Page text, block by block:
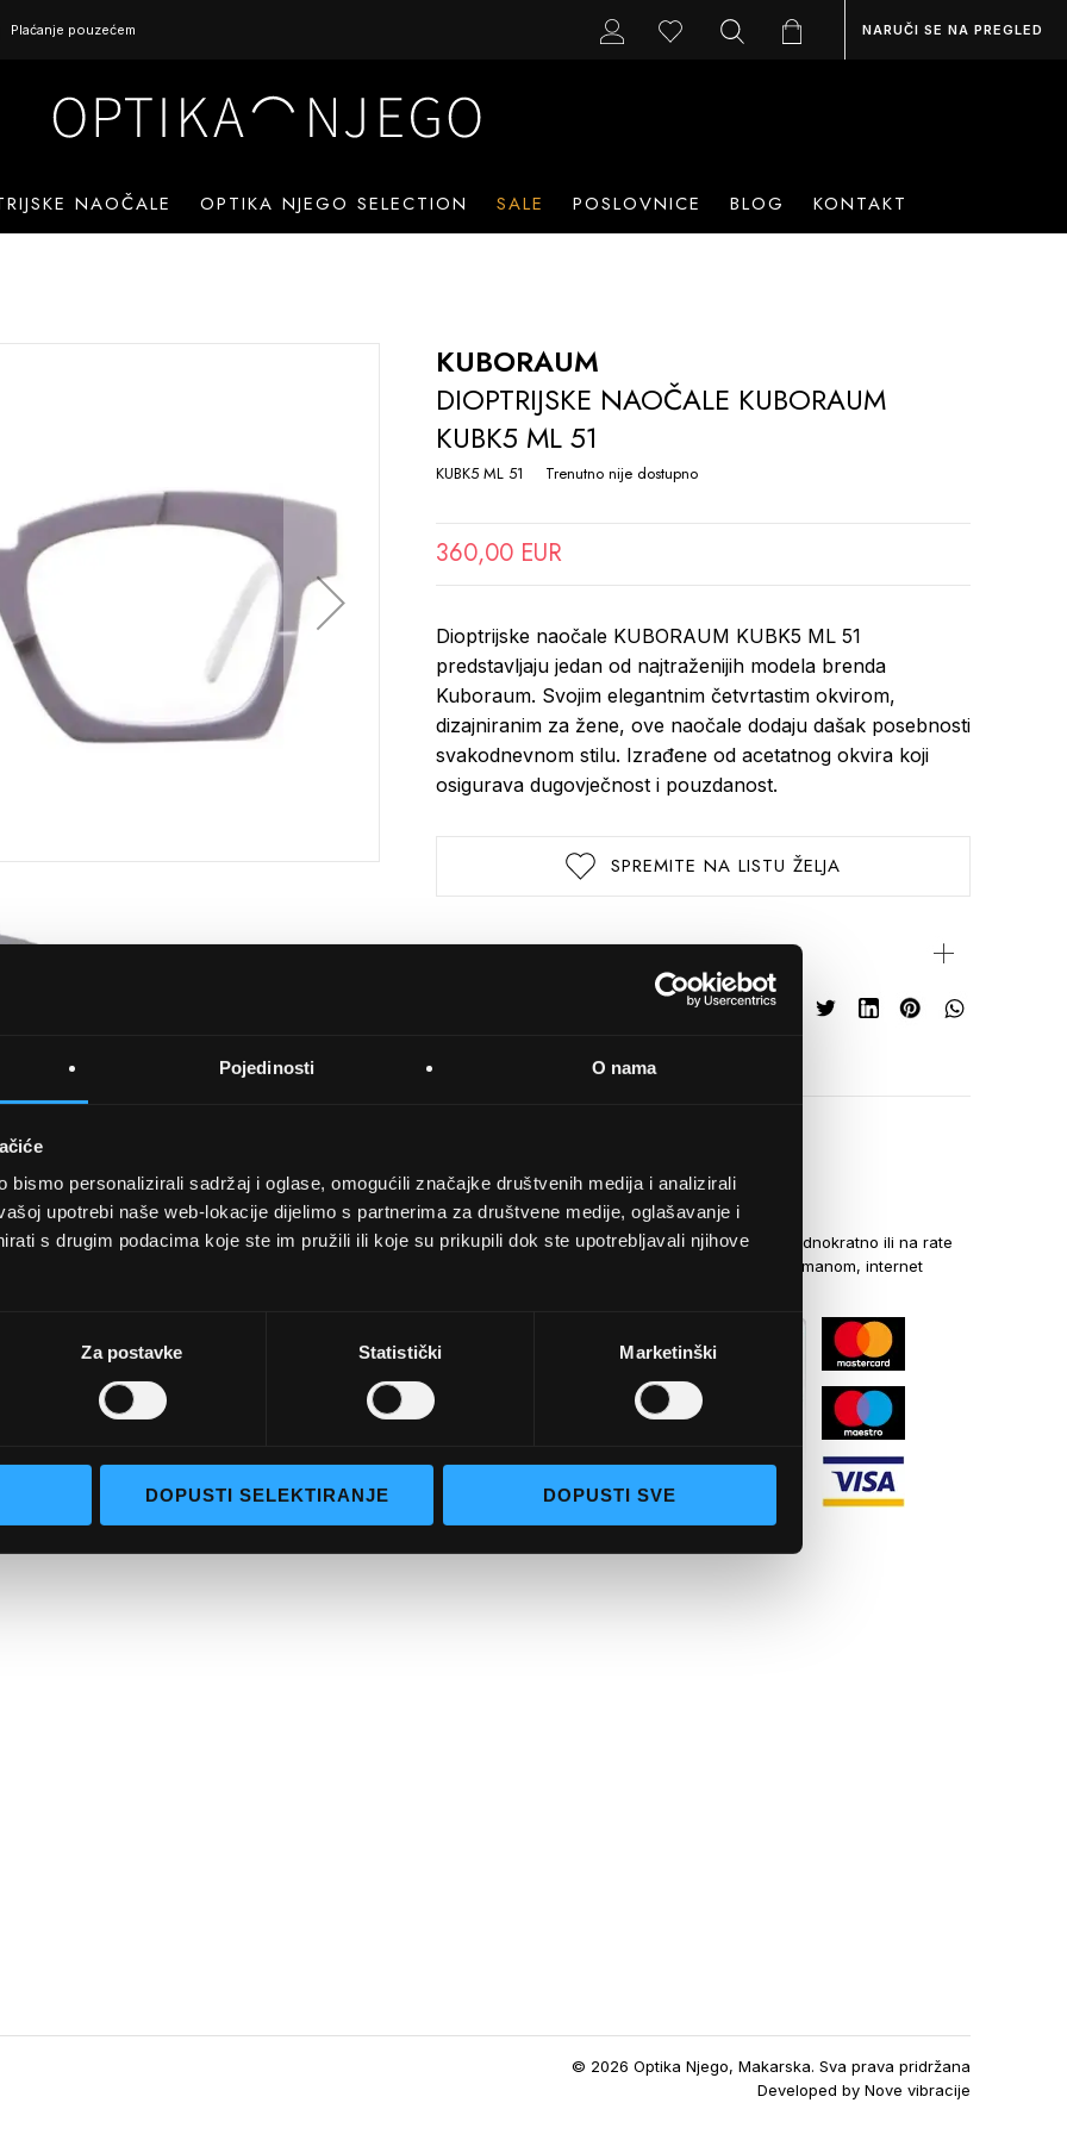
Pojedinosti O nama
bismo personalizirali sadržaj i oglase, omogućili značajke društvenih medija i analizirali
upotrebi naše web-lokacije dijelimo s partnerima za društvene medije, oglašavanje i
s drugim podacima koje ste im pružili ili koje su prikupili dok ste upotrebljavali njihove
Za postavke Statistički Marketinški
DOPUSTI SELEKTIRANJE DOPUSTI SVE
Plaćanje pouzećem NARUČI SE NA PREGLED
NAOČALE OPTIKA NJEGO SELECTION SALE POSLOVNICE BLOG KONTAKT
KUBORAUM
DIOPTRIJSKE NAOČALE KUBORAUM
KUBK5 ML 51
KUBK5 ML 51 Trenutno nije dostupno
360,00 EUR
Dioptrijske naočale KUBORAUM KUBK5 ML 51
predstavljaju jedan od najtraženijih modela brenda
Kuboraum. Svojim elegantnim četvrtastim okvirom,
dizajniranim za žene, ove naočale dodaju dašak posebnosti
svakodnevnom stilu. Izrađene od acetatnog okvira koji
osigurava dugovječnost i pouzdanost.
SPREMITE NA LISTU ŽELJA
selection
UVJETI KUPNJE
Opći uvjeti poslovanja
Napredno pretraživanje
Narudžbe i povrati
NAČINI PLAĆANJA
Kreditnim karticama jednokratno ili na rate
općom uplatnicom, virmanom, internet
© 2026 Optika Njego, Makarska. Sva prava pridržana
Developed byNove vibracije